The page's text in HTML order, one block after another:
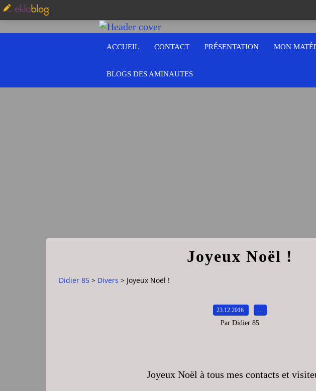
ACCUEIL CONTACT PRÉSENTATION MON
BLOGS DES AMINAUTES
Joyeux Noël !
Didier 85 > Divers > Joyeux Noël !
23.12.2016
Par Didier 85
Joyeux Noël à tous mes contacts et